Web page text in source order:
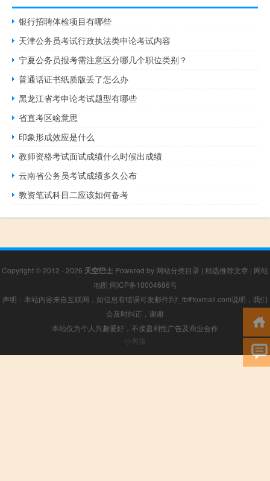
银行招聘体检项目有哪些
天津公务员考试行政执法类申论考试内容
宁夏公务员报考需注意区分哪几个职位类别？
普通话证书纸质版丢了怎么办
黑龙江省考申论考试题型有哪些
省直考区啥意思
印象形成效应是什么
教师资格考试面试成绩什么时候出成绩
云南省公务员考试成绩多久公布
教资笔试科目二应该如何备考
Copyright © 2012 - 2026 天空巴士 Powered by 网站分类目录 | 精选推荐文章 | 网站
地图 闽ICP备10004686号
声明：本站内容来自互联网，如信息有错误可发邮件到f_fb#foxmail.com说明，我们
会及时纠正，谢谢
本站仅为个人兴趣爱好，不接盈利性广告及商业合作
小男孩